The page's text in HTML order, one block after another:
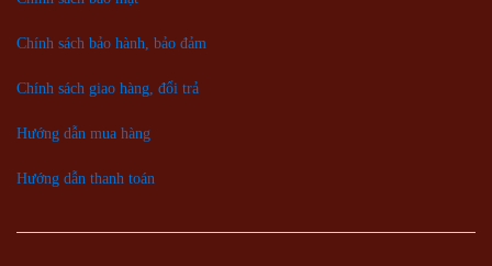
Chính sách bảo hành, bảo đảm
Chính sách giao hàng, đổi trả
Hướng dẫn mua hàng
Hướng dẫn thanh toán